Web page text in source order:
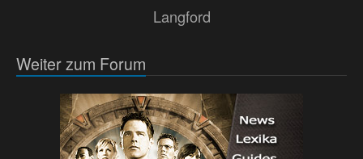
Langford
Weiter zum Forum